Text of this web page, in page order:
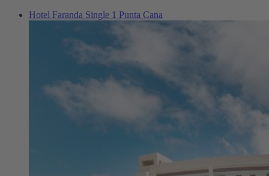
Hotel Faranda Single 1 Punta Cana